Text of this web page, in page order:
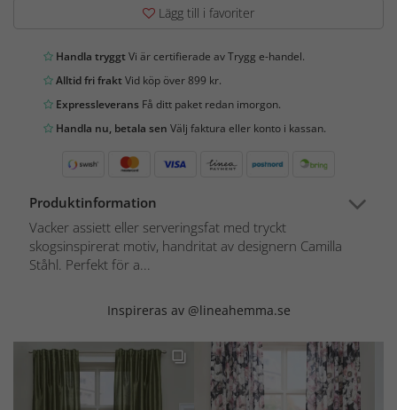
Lägg till i favoriter
Handla tryggtVi är certifierade av Trygg e-handel.
Alltid fri fraktVid köp över 899 kr.
Expressleverans Få ditt paket redan imorgon.
Handla nu, betala sen Välj faktura eller konto i kassan.
Produktinformation
Vacker assiett eller serveringsfat med tryckt
skogsinspirerat motiv, handritat av designern Camilla
Ståhl. Perfekt för a...
Inspireras av @lineahemma.se